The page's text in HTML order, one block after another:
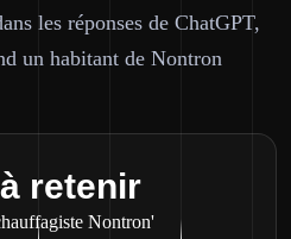
les réponses de ChatGPT,
un habitant de Nontron
retenir
Nontron'